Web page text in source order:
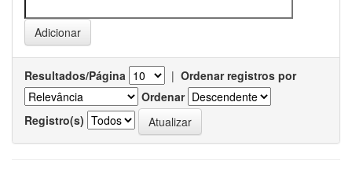
Resultados/Página | Ordenar registros por
Ordenar
Registro(s)